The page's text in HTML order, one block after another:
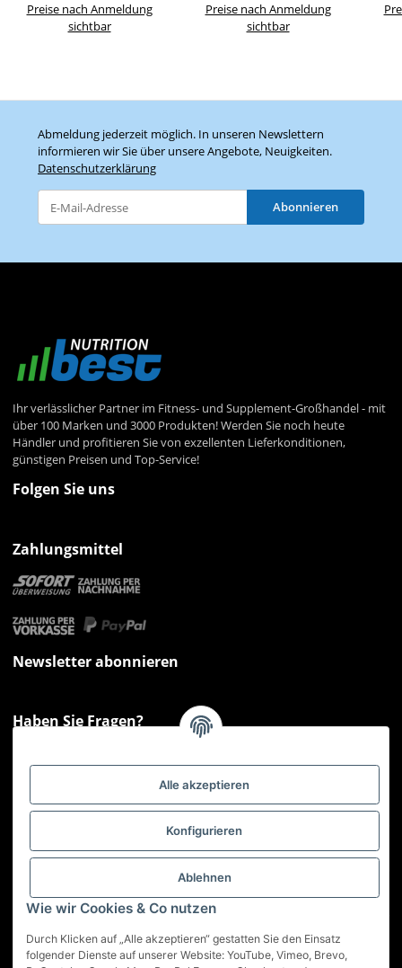
Alle akzeptieren
Konfigurieren
Ablehnen
Wie wir Cookies & Co nutzen
Durch Klicken auf „Alle akzeptieren“ gestatten Sie den Einsatz
folgender Dienste auf unserer Website: YouTube, Vimeo, Brevo,
Preise nach Anmeldung
sichtbar
Preise nach Anmeldung
sichtbar
Abmeldung jederzeit möglich. In unseren Newslettern
informieren wir Sie über unsere Angebote, Neuigkeiten.
Datenschutzerklärung
Abonnieren
Ihr verlässlicher Partner im Fitness- und Supplement-Großhandel - mit
über 100 Marken und 3000 Produkten! Werden Sie noch heute
Händler und profitieren Sie von exzellenten Lieferkonditionen,
günstigen Preisen und Top-Service!
Folgen Sie uns
Zahlungsmittel
Newsletter abonnieren
Haben Sie Fragen?
Montag - Freitag: 09:00 - 17:00 Uhr
Hotline 📞
Gesetzliche Informationen
Service